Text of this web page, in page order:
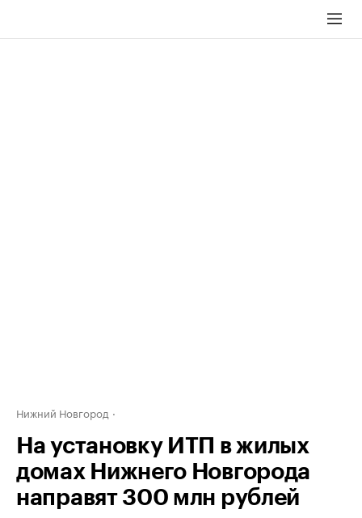
Нижний Новгород
На установку ИТП в жилых
домах Нижнего Новгорода
направят 300 млн рублей